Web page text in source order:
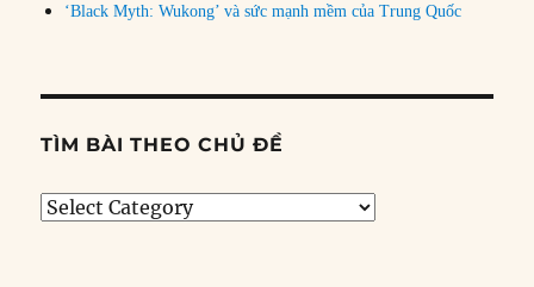
‘Black Myth: Wukong’ và sức mạnh mềm của Trung Quốc
TÌM BÀI THEO CHỦ ĐỀ
Tìm